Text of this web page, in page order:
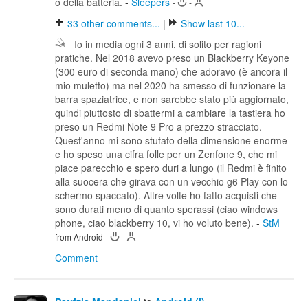
- -
33 other comments... |
Show last 10...
Io in media ogni 3 anni, di solito per ragioni
pratiche. Nel 2018 avevo preso un Blackberry Keyone
(300 euro di seconda mano) che adoravo (è ancora il
mio muletto) ma nel 2020 ha smesso di funzionare la
barra spaziatrice, e non sarebbe stato più aggiornato,
quindi piuttosto di sbattermi a cambiare la tastiera ho
preso un Redmi Note 9 Pro a prezzo stracciato.
Quest'anno mi sono stufato della dimensione enorme
e ho speso una cifra folle per un Zenfone 9, che mi
piace parecchio e spero duri a lungo (il Redmi è finito
alla suocera che girava con un vecchio g6 Play con lo
schermo spaccato). Altre volte ho fatto acquisti che
sono durati meno di quanto sperassi (ciao windows
phone, ciao blackberry 10, vi ho voluto bene). - StM
from Android - -
Comment